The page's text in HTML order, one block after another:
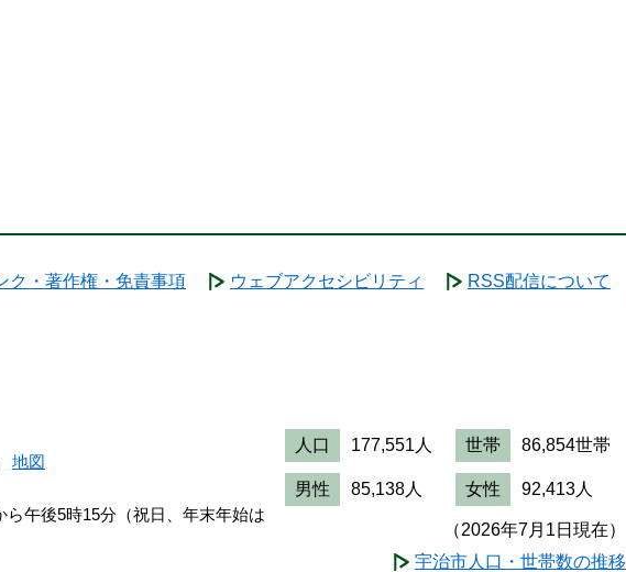
ク・著作権・免責事項 ウェブアクセシビリティ RSS配信について
地図
午後5時15分（祝日、年末年始は
人口 177,551人 世帯 86,854世帯
男性 85,138人 女性 92,413人
（2026年7月1日現在）
宇治市人口・世帯数の推移